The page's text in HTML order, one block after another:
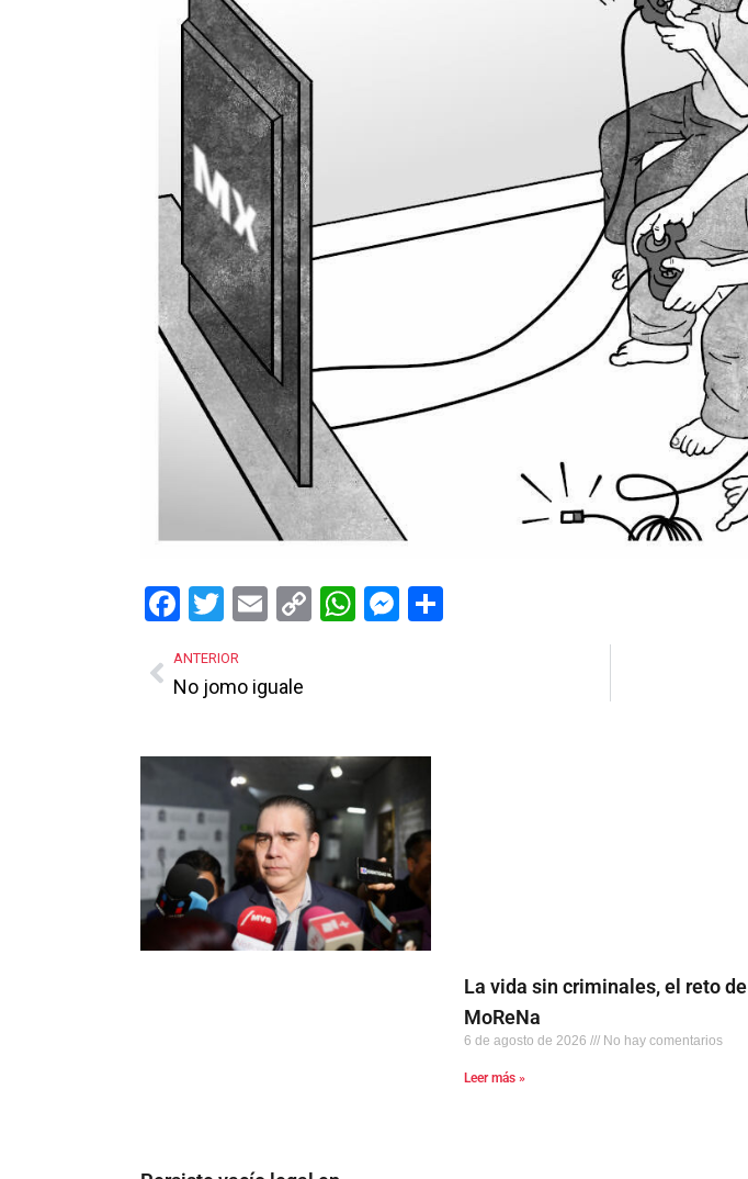
Facebook
Twitter
EmailCopyWhatsApp
Messenger
ANTERIOR
No jomo iguale
Más Noticias
La vida sin criminales, el reto de
MoReNa
6 de agosto de 2026 No hay comentarios
Leer más »